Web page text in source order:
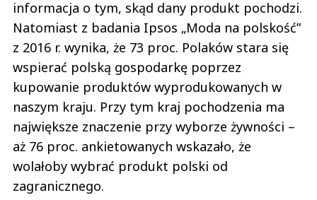
informacja o tym, skąd dany produkt pochodzi.
Natomiast z badania Ipsos „Moda na polskość”
z 2016 r. wynika, że 73 proc. Polaków stara się
wspierać polską gospodarkę poprzez
kupowanie produktów wyprodukowanych w
naszym kraju. Przy tym kraj pochodzenia ma
największe znaczenie przy wyborze żywności –
aż 76 proc. ankietowanych wskazało, że
wolałoby wybrać produkt polski od
zagranicznego.